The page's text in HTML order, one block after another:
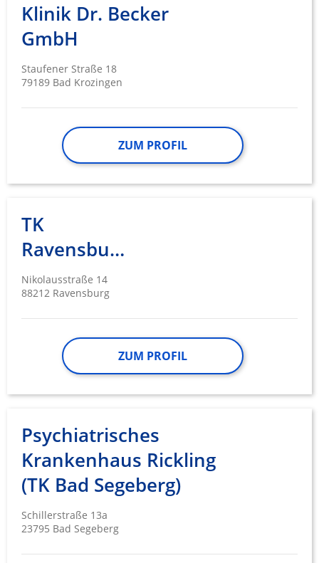
Klinik Dr. Becker
GmbH
Staufener Straße 18
79189 Bad Krozingen
ZUM PROFIL
TK
Ravensburg
Nikolausstraße 14
88212 Ravensburg
ZUM PROFIL
Psychiatrisches
Krankenhaus Rickling
(TK Bad Segeberg)
Schillerstraße 13a
23795 Bad Segeberg